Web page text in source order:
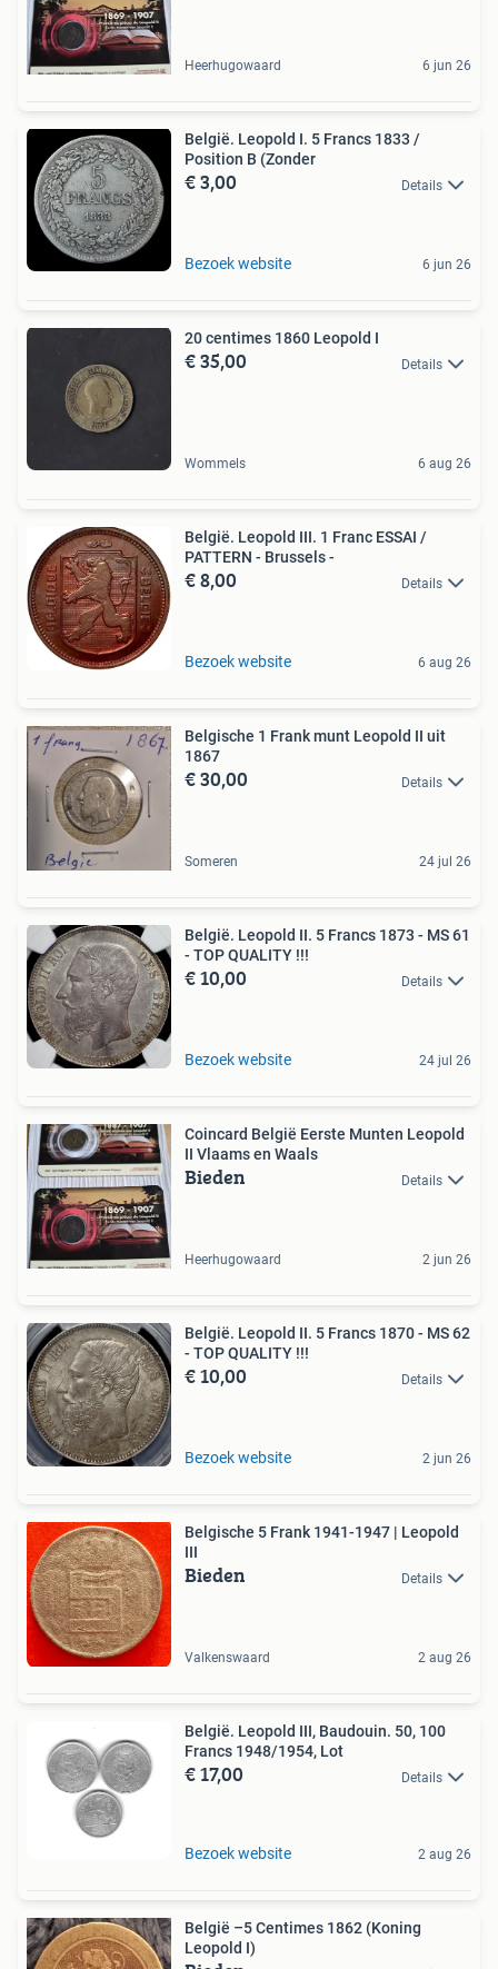
Heerhugowaard 6 jun 26
België. Leopold I. 5 Francs 1833 /
Position B (Zonder
€ 3,00 Details
Bezoek website 6 jun 26
20 centimes 1860 Leopold I
€ 35,00 Details
Wommels 6 aug 26
België. Leopold III. 1 Franc ESSAI /
PATTERN - Brussels -
€ 8,00 Details
Bezoek website 6 aug 26
Belgische 1 Frank munt Leopold II uit
1867
€ 30,00 Details
Someren 24 jul 26
België. Leopold II. 5 Francs 1873 - MS 61
- TOP QUALITY !!!
€ 10,00 Details
Bezoek website 24 jul 26
Coincard België Eerste Munten Leopold
II Vlaams en Waals
Bieden Details
Heerhugowaard 2 jun 26
België. Leopold II. 5 Francs 1870 - MS 62
- TOP QUALITY !!!
€ 10,00 Details
Bezoek website 2 jun 26
Belgische 5 Frank 1941-1947 | Leopold
III
Bieden Details
Valkenswaard 2 aug 26
België. Leopold III, Baudouin. 50, 100
Francs 1948/1954, Lot
€ 17,00 Details
Bezoek website 2 aug 26
België –5 Centimes 1862 (Koning
Leopold I)